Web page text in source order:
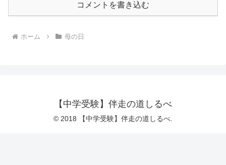
コメントを書き込む
ホーム 母の日
【中学受験】伴走の道しるべ
© 2018 【中学受験】伴走の道しるべ.